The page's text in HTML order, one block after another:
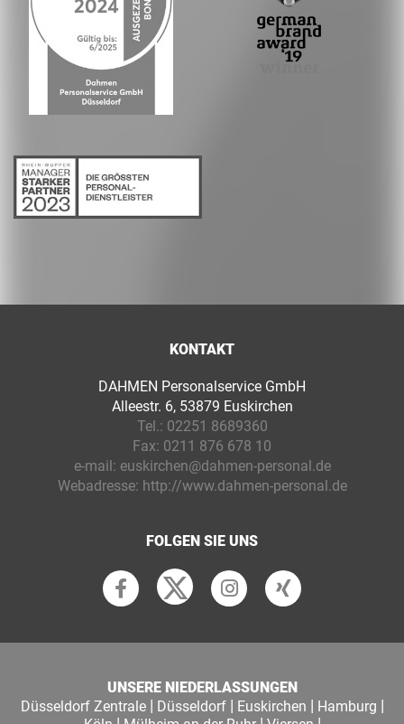
KONTAKT
DAHMEN Personalservice GmbH
Alleestr. 6, 53879 Euskirchen
Tel.: 02251 8689360
Fax: 0211 876 678 10
e-mail: euskirchen@dahmen-personal.de
Webadresse: http://www.dahmen-personal.de
FOLGEN SIE UNS
UNSERE NIEDERLASSUNGEN
Düsseldorf Zentrale| Düsseldorf| Euskirchen | Hamburg |